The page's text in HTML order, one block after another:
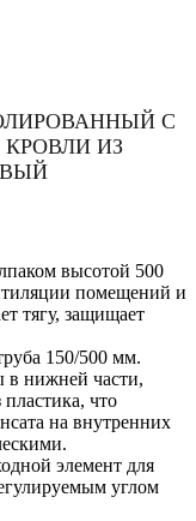
С
ИЗ
высотой 500
помещений и
тягу, защищает
150/500 мм.
в нижней части,
что
на внутренних
элемент для
углом